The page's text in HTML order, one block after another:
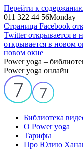
Перейти к
011 322 44 56Monday
Страница Facebook
Twitter открывается в
открывается в новом
новом окне
Power yoga –
Power yoga онлайн
Библиотека
О Power yoga
Тарифы
Про Юлию